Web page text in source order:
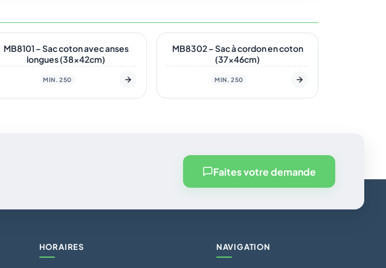
En stock
MB8101 – Sac coton avec anses
longues (38x42cm)
MIN. 250
En stock
MB8302 – Sac à cordon en coton
(37x46cm)
MIN. 250
Faites votre demande
HORAIRES NAVIGATION